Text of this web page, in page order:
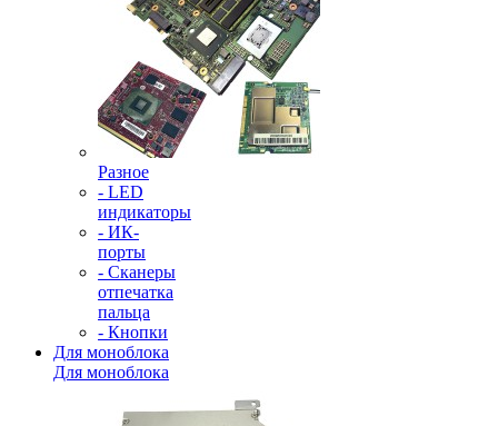
Разное
- LED
индикаторы
- ИК-
порты
- Сканеры
отпечатка
пальца
- Кнопки
Для моноблока
Для моноблока